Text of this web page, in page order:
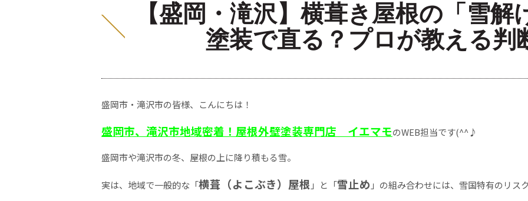
【盛岡・滝沢】横葺き屋根の「雪解
塗装で直る？プロが教える判
盛岡市・滝沢市の皆様、こんにちは！
盛岡市、滝沢市地域密着！屋根外壁塗装専門店 イエマモのWEB担当です(^^♪
盛岡市や滝沢市の冬、屋根の上に降り積もる雪。
実は、地域で一般的な「横葺（よこぶき）屋根 」と「雪止め 」の組み合わせには、雪国特有のリス